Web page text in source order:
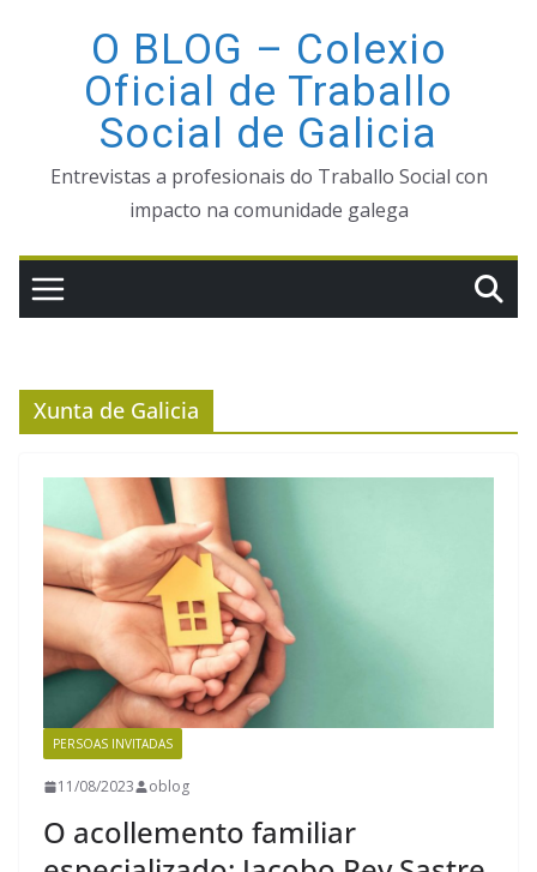
O BLOG – Colexio
Oficial de Traballo
Social de Galicia
Entrevistas a profesionais do Traballo Social con
impacto na comunidade galega
Xunta de Galicia
PERSOAS INVITADAS
11/08/2023 oblog
O acollemento familiar